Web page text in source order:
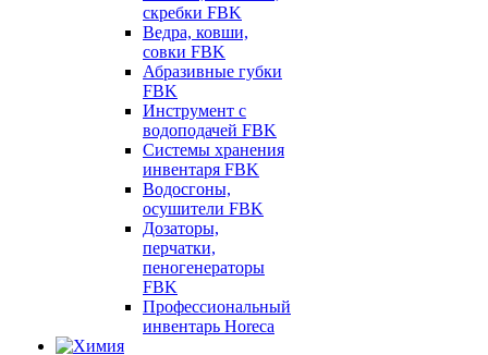
скребки FBK
Ведра, ковши,
совки FBK
Абразивные губки
FBK
Инструмент с
водоподачей FBK
Системы хранения
инвентаря FBK
Водосгоны,
осушители FBK
Дозаторы,
перчатки,
пеногенераторы
FBK
Профессиональный
инвентарь Horeca